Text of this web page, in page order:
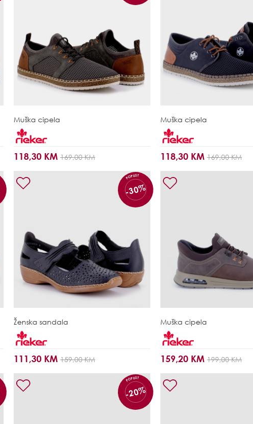
Muška cipela
118,30 KM 169,00 KM
Muška cipela
118,30 KM 169,00 KM
POPUST
-30%
Ženska sandala
111,30 KM 159,00 KM
Muška cipela
159,20 KM 199,00 KM
POPUST
-20%